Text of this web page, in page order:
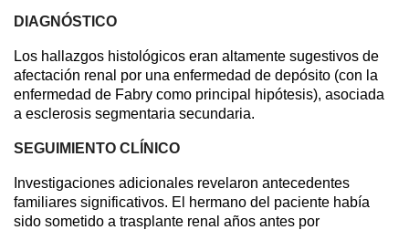
DIAGNÓSTICO
Los hallazgos histológicos eran altamente sugestivos de
afectación renal por una enfermedad de depósito (con la
enfermedad de Fabry como principal hipótesis), asociada
a esclerosis segmentaria secundaria.
SEGUIMIENTO CLÍNICO
Investigaciones adicionales revelaron antecedentes
familiares significativos. El hermano del paciente había
sido sometido a trasplante renal años antes por